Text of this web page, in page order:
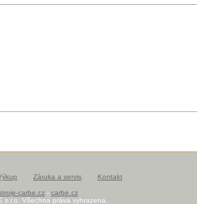
Záruka a servis Kontakt
carbe.cz - carbe.cz
s.r.o. Všechna práva vyhrazena.